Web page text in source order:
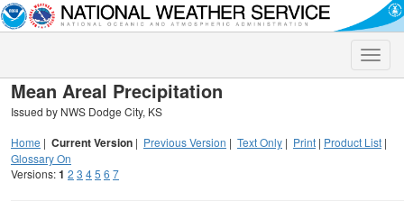
Toggle
Mean Areal Precipitation
Issued by NWS Dodge City, KS
Home | Current Version | Previous Version | Text Only | Print | Product List |
Glossary On
Versions:1 2 3 45 6 7